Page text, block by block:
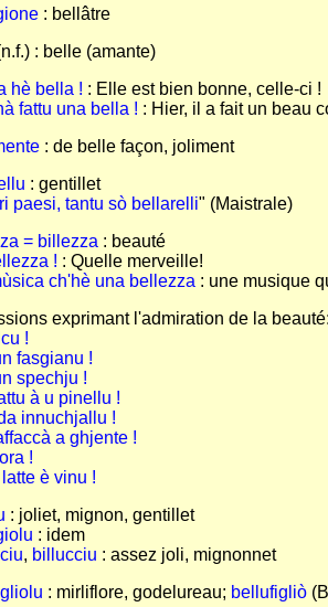
: bellâtre
: belle (amante)
hè bella ! : Elle est bien bonne, celle-ci !
fattu una bella ! : Hier, il a fait un beau
: de belle façon, joliment
: gentillet
paesi, tantu sò bellarelli" (Maistrale)
= billezza : beauté
! : Quelle merveille!
ch'hè una bellezza : une musique
exprimant l'admiration de la
!
fasgianu !
spechju !
à u pinellu !
innuchjallu !
a ghjente !
!
è vinu !
: joliet, mignon, gentillet
: idem
, billucciu : assez joli, mignonnet
: mirliflore, godelureau; bellufigliò